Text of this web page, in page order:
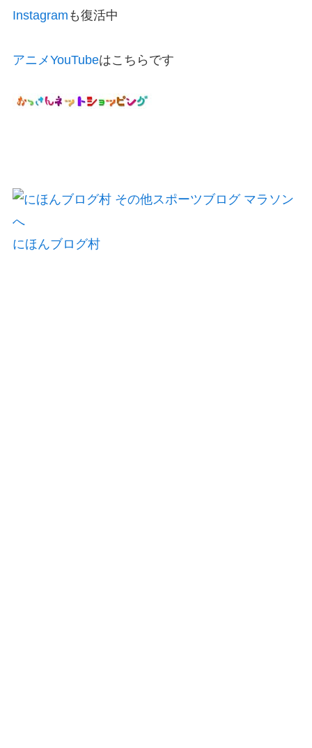
Instagram も復活中
アニメYouTubeはこちらです
にほんブログ村